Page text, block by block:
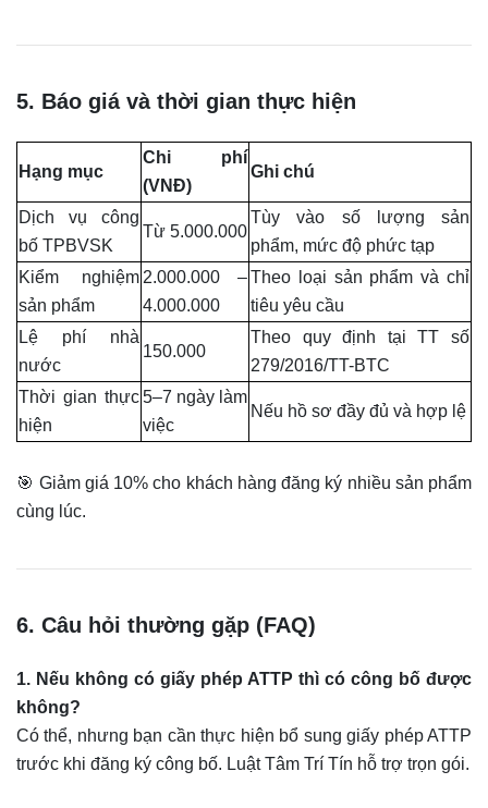
5. Báo giá và thời gian thực hiện
Hạng mục
Chi phí
(VNĐ)
Ghi chú
Dịch vụ công
bố TPBVSK
Từ 5.000.000
Tùy vào số lượng sản
phẩm, mức độ phức tạp
Kiểm nghiệm
sản phẩm
2.000.000 –
4.000.000
Theo loại sản phẩm và chỉ
tiêu yêu cầu
Lệ phí nhà
nước
150.000
Theo quy định tại TT số
279/2016/TT-BTC
Thời gian thực
hiện
5–7 ngày làm
việc
Nếu hồ sơ đầy đủ và hợp lệ
🎯 Giảm giá 10% cho khách hàng đăng ký nhiều sản phẩm
cùng lúc.
6. Câu hỏi thường gặp (FAQ)
1. Nếu không có giấy phép ATTP thì có công bố được
không?
Có thể, nhưng bạn cần thực hiện bổ sung giấy phép ATTP
trước khi đăng ký công bố. Luật Tâm Trí Tín hỗ trợ trọn gói.